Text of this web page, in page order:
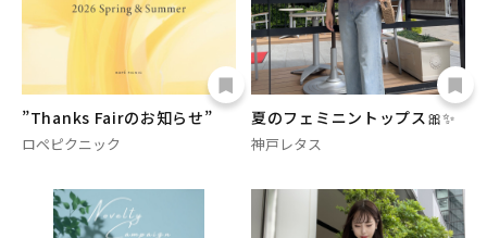
”Thanks Fairのお知らせ”
ロペピクニック
夏のフェミニントップス🎀✨
神戸レタス